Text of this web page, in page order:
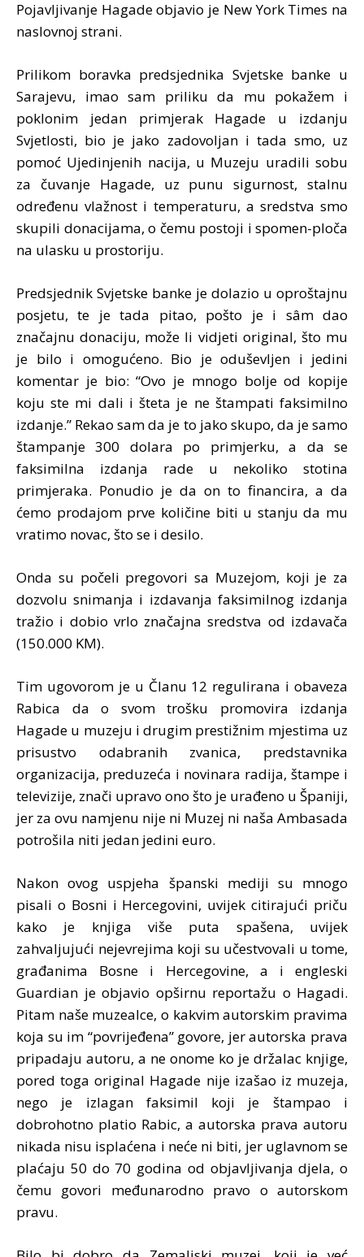
Pojavljivanje Hagade objavio je New York Times na
naslovnoj strani.
Prilikom boravka predsjednika Svjetske banke u
Sarajevu, imao sam priliku da mu pokažem i
poklonim jedan primjerak Hagade u izdanju
Svjetlosti, bio je jako zadovoljan i tada smo, uz
pomoć Ujedinjenih nacija, u Muzeju uradili sobu
za čuvanje Hagade, uz punu sigurnost, stalnu
određenu vlažnost i temperaturu, a sredstva smo
skupili donacijama, o čemu postoji i spomen-ploča
na ulasku u prostoriju.
Predsjednik Svjetske banke je dolazio u oproštajnu
posjetu, te je tada pitao, pošto je i sâm dao
značajnu donaciju, može li vidjeti original, što mu
je bilo i omogućeno. Bio je oduševljen i jedini
komentar je bio: “Ovo je mnogo bolje od kopije
koju ste mi dali i šteta je ne štampati faksimilno
izdanje.” Rekao sam da je to jako skupo, da je samo
štampanje 300 dolara po primjerku, a da se
faksimilna izdanja rade u nekoliko stotina
primjeraka. Ponudio je da on to financira, a da
ćemo prodajom prve količine biti u stanju da mu
vratimo novac, što se i desilo.
Onda su počeli pregovori sa Muzejom, koji je za
dozvolu snimanja i izdavanja faksimilnog izdanja
tražio i dobio vrlo značajna sredstva od izdavača
(150.000 KM).
Tim ugovorom je u Članu 12 regulirana i obaveza
Rabica da o svom trošku promovira izdanja
Hagade u muzeju i drugim prestižnim mjestima uz
prisustvo odabranih zvanica, predstavnika
organizacija, preduzeća i novinara radija, štampe i
televizije, znači upravo ono što je urađeno u Španiji,
jer za ovu namjenu nije ni Muzej ni naša Ambasada
potrošila niti jedan jedini euro.
Nakon ovog uspjeha španski mediji su mnogo
pisali o Bosni i Hercegovini, uvijek citirajući priču
kako je knjiga više puta spašena, uvijek
zahvaljujući nejevrejima koji su učestvovali u tome,
građanima Bosne i Hercegovine, a i engleski
Guardian je objavio opširnu reportažu o Hagadi.
Pitam naše muzealce, o kakvim autorskim pravima
koja su im “povrijeđena” govore, jer autorska prava
pripadaju autoru, a ne onome ko je držalac knjige,
pored toga original Hagade nije izašao iz muzeja,
nego je izlagan faksimil koji je štampao i
dobrohotno platio Rabic, a autorska prava autoru
nikada nisu isplaćena i neće ni biti, jer uglavnom se
plaćaju 50 do 70 godina od objavljivanja djela, o
čemu govori međunarodno pravo o autorskom
pravu.